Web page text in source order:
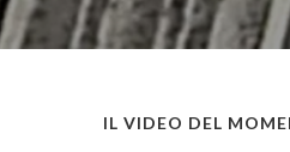
IL VIDEO DEL